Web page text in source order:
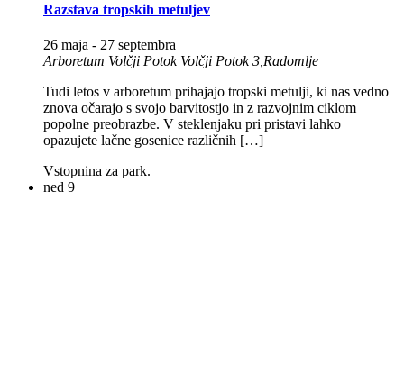
Razstava tropskih metuljev
26 maja - 27 septembra
Arboretum Volčji Potok Volčji Potok 3,Radomlje
Tudi letos v arboretum prihajajo tropski metulji, ki nas vedno
znova očarajo s svojo barvitostjo in z razvojnim ciklom
popolne preobrazbe. V steklenjaku pri pristavi lahko
opazujete lačne gosenice različnih […]
Vstopnina za park.
ned 9